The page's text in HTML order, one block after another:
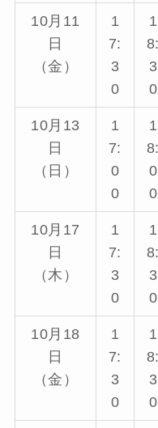
10月11
日
（金）
1
7:
3
0
1
8:
3
0
10月13
日
（日）
1
7:
0
0
1
8:
0
0
10月17
日
（木）
1
7:
3
0
1
8:
3
0
10月18
日
（金）
1
7:
3
0
1
8:
3
0